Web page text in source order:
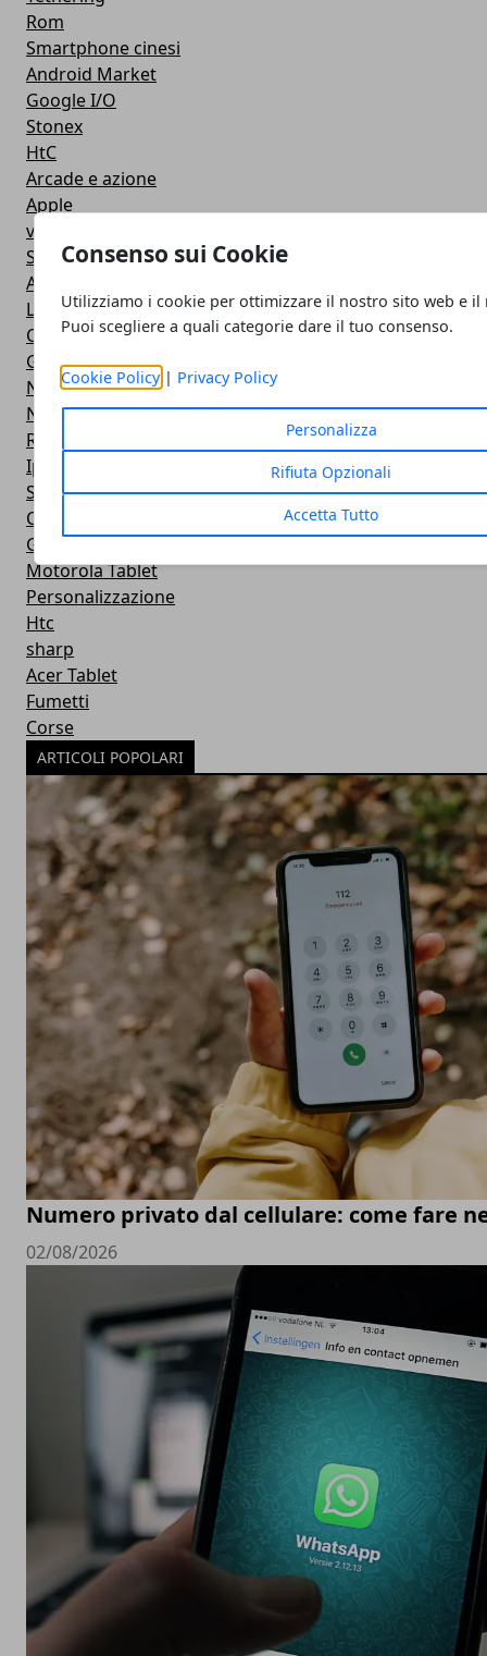
Consenso sui Cookie
Utilizziamo i cookie per ottimizzare il nostro sito web e il
Puoi scegliere a quali categorie dare il tuo consenso.
Cookie Policy| Privacy Policy
Personalizza
Rifiuta Opzionali
Accetta Tutto
Rom
Smartphone cinesi
Android Market
Google I/O
Stonex
HtC
Arcade e azione
Apple
video
Sony ericsson
Asus
Libri
Cloud
Galaxy Nexus
Nexus 3
Nexus s
Rumors
Ipad
Sony
Casual
Giochi sportivi
Motorola Tablet
Personalizzazione
Htc
sharp
Acer Tablet
Fumetti
Corse
ARTICOLI POPOLARI
Numero privato dal cellulare: come fare
02/08/2026